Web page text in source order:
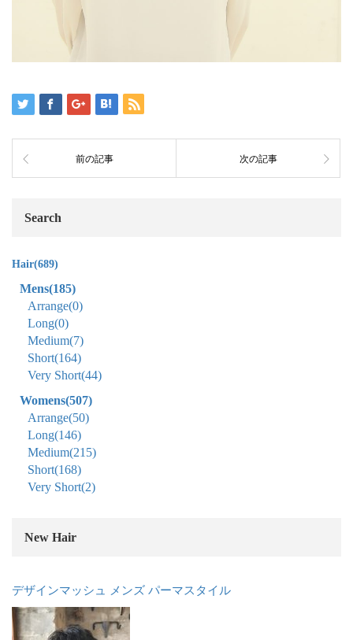
前の記事 次の記事
Search
Hair(689)
Mens(185)
Arrange(0)
Long(0)
Medium(7)
Short(164)
Very Short(44)
Womens(507)
Arrange(50)
Long(146)
Medium(215)
Short(168)
Very Short(2)
New Hair
デザインマッシュ メンズ パーマスタイル